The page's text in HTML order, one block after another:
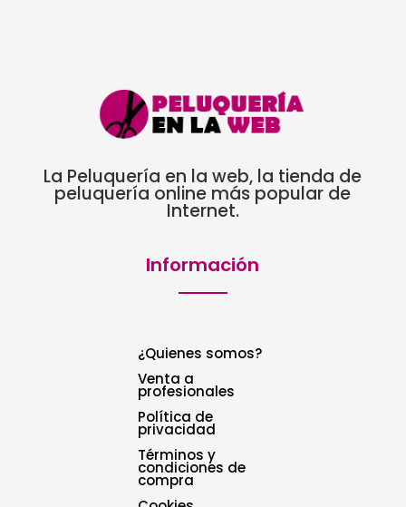
La Peluquería en la web, la tienda de
peluquería online más popular de
Internet.
Información
¿Quienes somos?
Venta a
profesionales
Política de
privacidad
Términos y
condiciones de
compra